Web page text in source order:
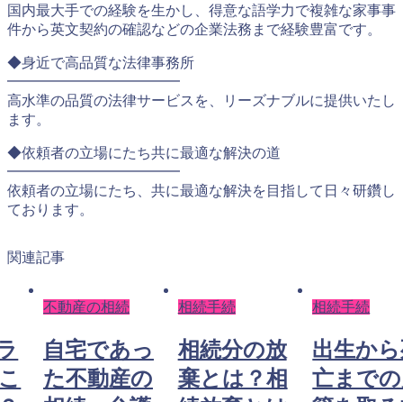
国内最大手での経験を生かし、得意な語学力で複雑な家事事
件から英文契約の確認などの企業法務まで経験豊富です。
◆身近で高品質な法律事務所
━━━━━━━━━━━━
高水準の品質の法律サービスを、リーズナブルに提供いたし
ます。
◆依頼者の立場にたち共に最適な解決の道
━━━━━━━━━━━━
依頼者の立場にたち、共に最適な解決を目指して日々研鑽し
ております。
関連記事
不動産の相続
自宅であっ
た不動産の
相続手続
相続分の放
棄とは？相
相続手続
出生か
亡まで